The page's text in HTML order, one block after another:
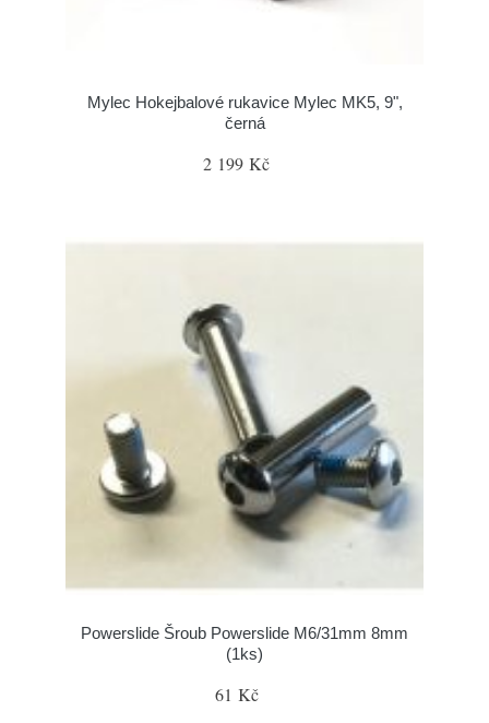
Mylec Hokejbalové rukavice Mylec MK5, 9",
černá
2 199 Kč
Powerslide Šroub Powerslide M6/31mm 8mm
(1ks)
61 Kč